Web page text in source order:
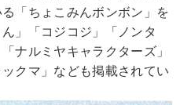
「ちょこみんボンボン」を
」「コジコジ」「ノンタ
ナルミヤキャラクターズ」
クマ」なども掲載されてい